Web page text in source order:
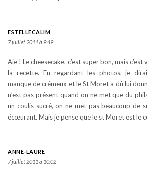
ESTELLECALIM
7 juillet 2011 à 9:49
Aie ! Le cheesecake, c’est super bon, mais
la recette. En regardant les photos, je
manque de crémeux et le St Moret a dû lui
n’est pas présent quand on ne met que du
un coulis sucré, on ne met pas beaucoup de
écœurant. Mais je pense que le st Moret est le
ANNE-LAURE
7 juillet 2011 à 10:02